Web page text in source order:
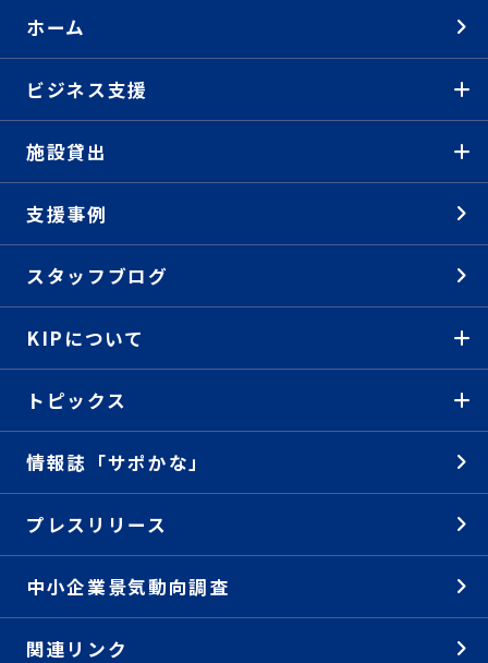
ホーム
ビジネス支援
施設貸出
支援事例
スタッフブログ
KIPについて
トピックス
情報誌「サポかな」
プレスリリース
中小企業景気動向調査
関連リンク